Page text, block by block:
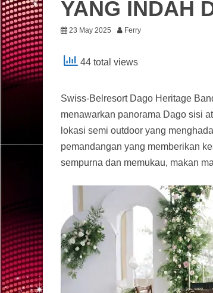
YANG INDAH
23 May 2025 Ferry
44 total views
Swiss-Belresort Dago Heritage
menawarkan panorama Dago sisi
lokasi semi outdoor yang
pemandangan yang memberikan
sempurna dan memukau, makan